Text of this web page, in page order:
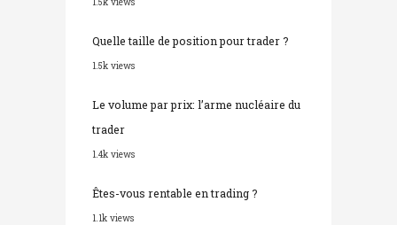
Quelle taille de position pour trader ?
1.5k views
Le volume par prix: l’arme nucléaire du
trader
1.4k views
Êtes-vous rentable en trading ?
1.1k views